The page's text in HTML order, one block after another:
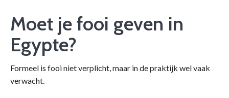
Moet je fooi geven in
Egypte?
Formeel is fooi niet verplicht, maar in de praktijk wel vaak
verwacht.